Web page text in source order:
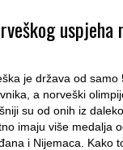
uspjeha
je država od samo
a norveški
su od onih iz
imaju više medalja
i Nijemaca. Kako